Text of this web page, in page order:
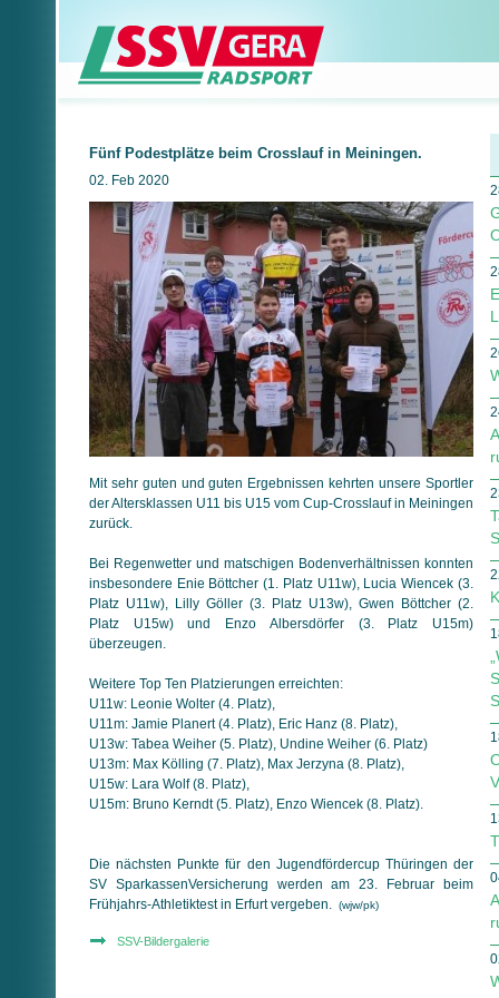
Fünf Podestplätze beim Crosslauf in Meiningen.
02. Feb 2020
Mit sehr guten und guten Ergebnissen kehrten unsere Sportler
der Altersklassen U11 bis U15 vom Cup-Cross­lauf in Meiningen
zurück.
Bei Regenwetter und matschigen Bodenverhältnissen konnten
ins­be­son­dere Enie Böttcher (1. Platz U11w), Lucia Wiencek (3.
Platz U11w), Lilly Göller (3. Platz U13w), Gwen Böttcher (2.
Platz U15w) und Enzo Albersdörfer (3. Platz U15m)
überzeugen.
Weitere Top Ten Platzierungen erreichten:
U11w: Leonie Wolter (4. Platz),
U11m: Jamie Planert (4. Platz), Eric Hanz (8. Platz),
U13w: Tabea Weiher (5. Platz), Undine Weiher (6. Platz)
U13m: Max Kölling (7. Platz), Max Jerzyna (8. Platz),
U15w: Lara Wolf (8. Platz),
U15m: Bruno Kerndt (5. Platz), Enzo Wiencek (8. Platz).
Die nächsten Punkte für den Jugendfördercup Thüringen der
SV Spar­­kas­­sen­­Ver­­si­­che­­rung werden am 23. Februar beim
Früh­jahrs-Ath­le­tik­test in Erfurt vergeben. (wjw/pk)
SSV-Bildergalerie